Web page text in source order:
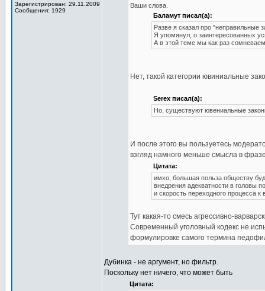
Зарегистрирован: 29.11.2009
Сообщения: 1929
Ваши слова.
Баламут писал(а):
Разве я сказал про "неправильные
Я упомянул, о заинтересованных
А в этой теме мы как раз
Нет, такой категории ювиниальные
Serex писал(а):
Но, существуют ювениальные
И после этого вы пользуетесь
взгляд намного меньше смысла в
Цитата:
имхо, большая польза обществу
внедрения адекватности в головы
и скорость переходного процесса
Тут какая-то смесь агрессивно-
Современный уголовный кодекс не
формулировке самого термина
Дубинка - не аргумент, но фильтр.
Поскольку нет ничего, что может быть
Цитата: